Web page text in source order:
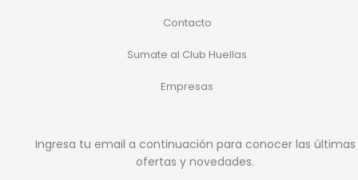
Contacto
Sumate al Club Huellas
Empresas
Ingresa tu email a continuación para conocer las últimas
ofertas y novedades.